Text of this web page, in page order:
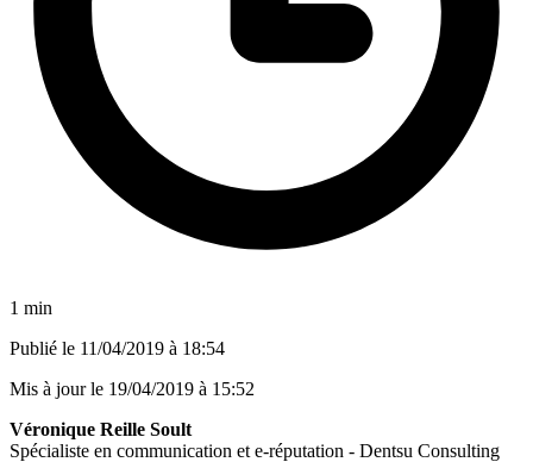
1 min
Publié le 11/04/2019 à 18:54
Mis à jour le 19/04/2019 à 15:52
Véronique Reille Soult
Spécialiste en communication et e-réputation - Dentsu Consulting